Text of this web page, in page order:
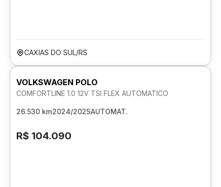
CAXIAS DO SUL/RS
VOLKSWAGEN POLO
COMFORTLINE 1.0 12V TSI FLEX AUTOMATICO
26.530 km2024/2025AUTOMAT.
R$ 104.090